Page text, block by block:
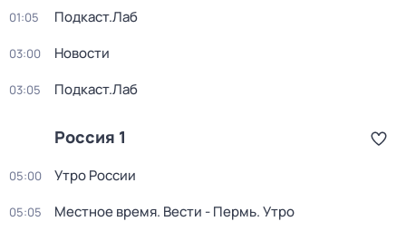
01:05 Подкаст.Лаб
03:00 Новости
03:05 Подкаст.Лаб
Россия 1
05:00 Утро России
05:05 Местное время. Вести - Пермь. Утро